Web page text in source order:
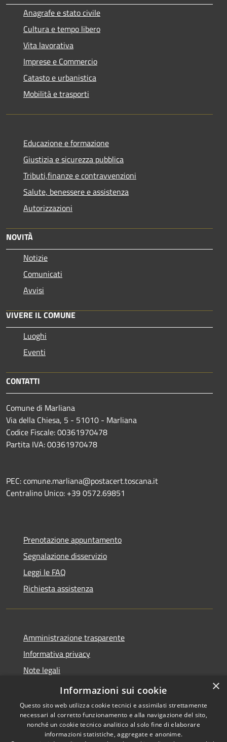
Anagrafe e stato civile
Cultura e tempo libero
Vita lavorativa
Imprese e Commercio
Catasto e urbanistica
Mobilità e trasporti
Educazione e formazione
Giustizia e sicurezza pubblica
Tributi,finanze e contravvenzioni
Salute, benessere e assistenza
Autorizzazioni
NOVITÀ
Notizie
Comunicati
Avvisi
VIVERE IL COMUNE
Luoghi
Eventi
CONTATTI
Comune di Marliana
Via della Chiesa, 5 - 51010 - Marliana
Codice Fiscale: 00361970478
Partita IVA: 00361970478
PEC: comune.marliana@postacert.toscana.it
Centralino Unico: +39 0572.69851
Prenotazione appuntamento
Segnalazione disservizio
Leggi le FAQ
Richiesta assistenza
Amministrazione trasparente
Informativa privacy
Note legali
Dichiarazione di accessibilità
Copyright © 2026 • Comune di
×
Informazioni sui cookie
Questo sito web utilizza cookie tecnici e assimilati strettamente
necessari al corretto funzionamento e alla navigazione del sito,
nonché un cookie tecnico analitico al solo fine di elaborare
informazioni statistiche, aggregate e anonime.